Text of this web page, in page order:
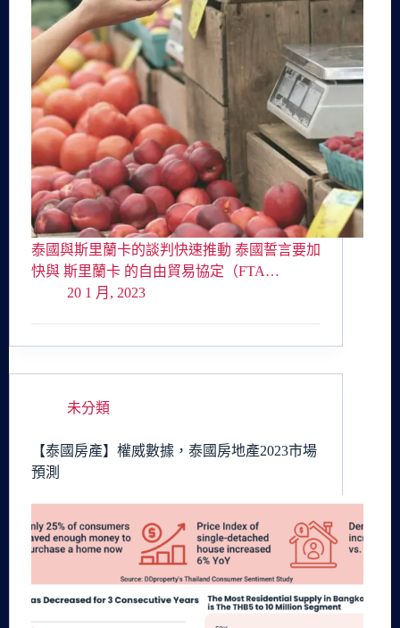
泰國與斯里蘭卡的談判快速推動 泰國誓言要加
快與 斯里蘭卡 的自由貿易協定（FTA…
20 1 月, 2023
未分類
【泰國房產】權威數據，泰國房地產2023市場
預測